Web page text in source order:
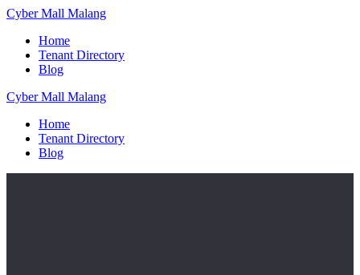
Skip
content
CyberMall Malang
Home
Tenant Directory
Blog
CyberMall Malang
Home
Tenant Directory
Blog